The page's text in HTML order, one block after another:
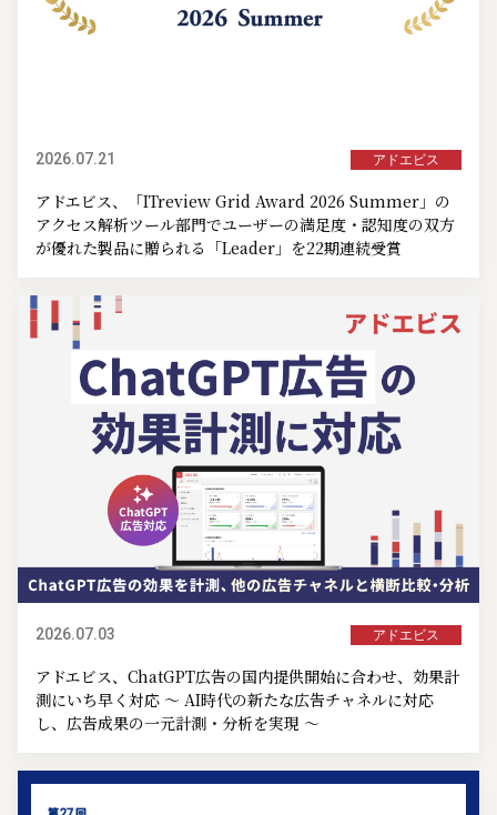
2026.07.21 アドエビス
アドエビス、「ITreview Grid Award 2026 Summer」の
アクセス解析ツール部門でユーザーの満足度・認知度の双方
が優れた製品に贈られる「Leader」を22期連続受賞
2026.07.03 アドエビス
アドエビス、ChatGPT広告の国内提供開始に合わせ、効果計
測にいち早く対応 ～ AI時代の新たな広告チャネルに対応
し、広告成果の一元計測・分析を実現 ～